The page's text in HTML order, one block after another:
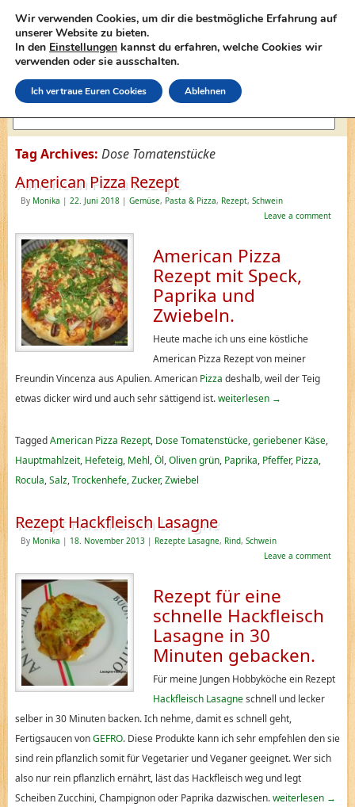
lasagne-rezepte.net
Tag Archives: Dose Tomatenstücke
American Pizza Rezept
By Monika | 22. Juni 2018 | Gemüse, Pasta & Pizza, Rezept, Schwein
Leave a comment
American Pizza
Rezept mit Speck,
Paprika und
Zwiebeln.
Heute mache ich uns eine köstliche
American Pizza Rezept von meiner
Freundin Vincenza aus Apulien. American Pizza deshalb, weil der Teig
etwas dicker wird und auch sehr sättigend ist.weiterlesen →
TaggedAmerican Pizza Rezept, Dose Tomatenstücke,geriebener Käse,
Hauptmahlzeit, Hefeteig, Mehl,Öl,Oliven grün, Paprika, Pfeffer, Pizza,
Rocula,Salz,Trockenhefe,Zucker,Zwiebel
Rezept Hackfleisch Lasagne
By Monika | 18. November 2013 | Rezepte Lasagne, Rind, Schwein
Leave a comment
Rezept für eine
schnelle Hackfleisch
Lasagne in 30
Minuten gebacken.
Für meine Jungen Hobbyköche ein Rezept
Hackfleisch Lasagneschnell und lecker
selber in 30 Minuten backen. Ich nehme, damit es schnell geht,
Fertigsaucen vonGEFRO. Diese Produkte kann ich sehr empfehlen den sie
sind rein pflanzlich somit für Vegetarier und Veganer geeignet. Wer sich
also nur rein pflanzlich ernährt, läst das Hackfleisch weg und legt
Scheiben Zucchini, Champignon oder Paprika dazwischen.weiterlesen →
Wir verwenden Cookies, um dir die bestmögliche Erfahrung auf
unserer Website zu bieten.
In den Einstellungen kannst du erfahren, welche Cookies wir
verwenden oder sie ausschalten.
Ich vertraue Euren Cookies Ablehnen